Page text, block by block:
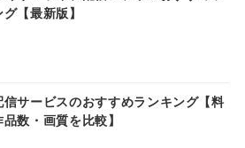
【最新版】
信サービスのおすすめランキング【料
数・画質を比較】